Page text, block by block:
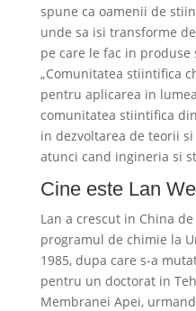
spune ca oamenii de
unde sa isi transforme
pe care le fac in
„Comunitatea stiintifica
pentru aplicarea in
comunitatea stiintifica
in dezvoltarea de teorii
atunci cand ingineria si
Cine este Lan
Lan a crescut in China
programul de chimie la
1985, dupa care s-a
pentru un doctorat in
Membranei Apei,